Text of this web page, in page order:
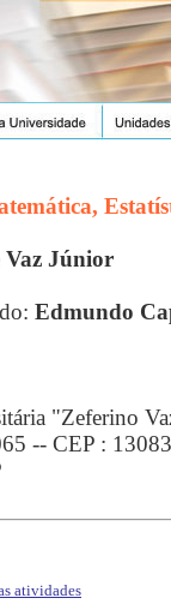
Vaz Júnior
Edmundo
"Zeferino
-- CEP :
atividades